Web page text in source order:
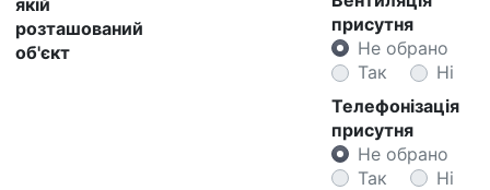
розташований
об'єкт
присутня
Не обрано
Так
Ні
Телефонізація
присутня
Не обрано
Так
Ні